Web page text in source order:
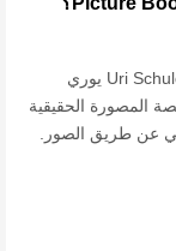
كتبته: فاطمة يعقوب خوجة* يقول Uri Schulevitz يوري
المصورة الحقيقية
عن طريق الصور.